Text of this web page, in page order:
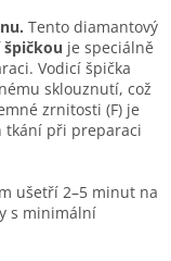
Tento diamantový
špičkou je speciálně
Vodicí špička
sklouznutí, což
zrnitosti (F) je
tkání při preparaci
ušetří 2–5 minut na
s minimální